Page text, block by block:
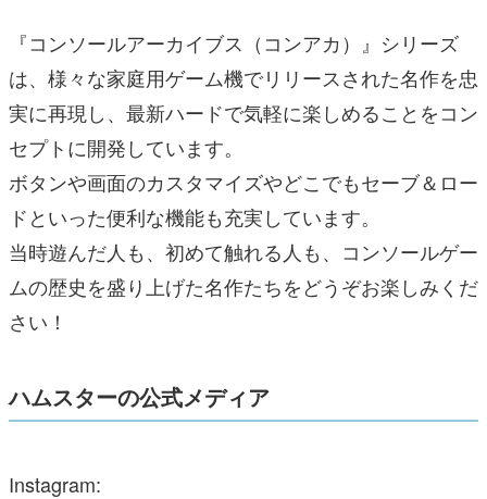
『コンソールアーカイブス（コンアカ）』シリーズ
は、様々な家庭用ゲーム機でリリースされた名作を忠
実に再現し、最新ハードで気軽に楽しめることをコン
セプトに開発しています。
ボタンや画面のカスタマイズやどこでもセーブ＆ロー
ドといった便利な機能も充実しています。
当時遊んだ人も、初めて触れる人も、コンソールゲー
ムの歴史を盛り上げた名作たちをどうぞお楽しみくだ
さい！
ハムスターの公式メディア
Instagram: